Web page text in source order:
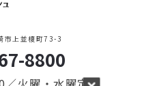
市上並榎町73-3
8800